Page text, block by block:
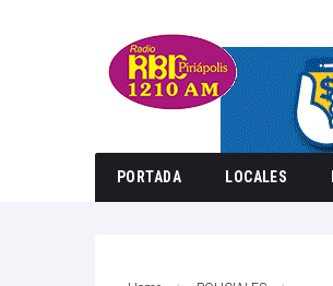
PORTADA LOCALES